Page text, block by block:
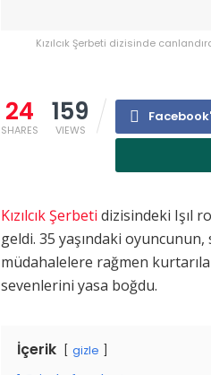
Kızılcık Şerbeti dizisinde
24
SHARES
159
VIEWS
Kızılcık Şerbeti dizisindeki Işıl
geldi. 35 yaşındaki oyuncunun,
müdahalelere rağmen
sevenlerini yasa boğdu.
İçerik gizle